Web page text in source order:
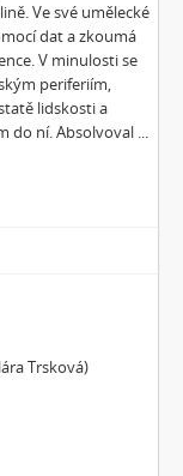
Ve své umělecké
dat a zkoumá
V minulosti se
periferiím,
lidskosti a
do ní. Absolvoval ...
Trsková)